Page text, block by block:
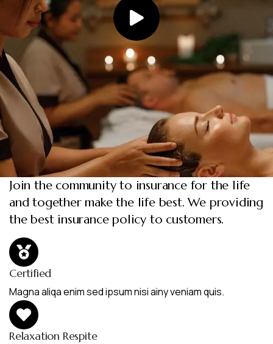
Join the community to insurance for the life
and together make the life best. We providing
the best insurance policy to customers.
Certified
Magna aliqa enim sed ipsum nisi ainy veniam quis.
Relaxation Respite